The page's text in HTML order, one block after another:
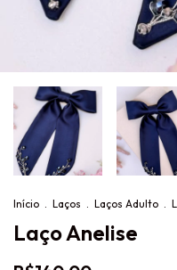
Início . Laços . Laços Adulto .
Laço Anelise